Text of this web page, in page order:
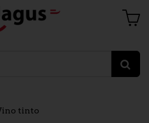
tinto